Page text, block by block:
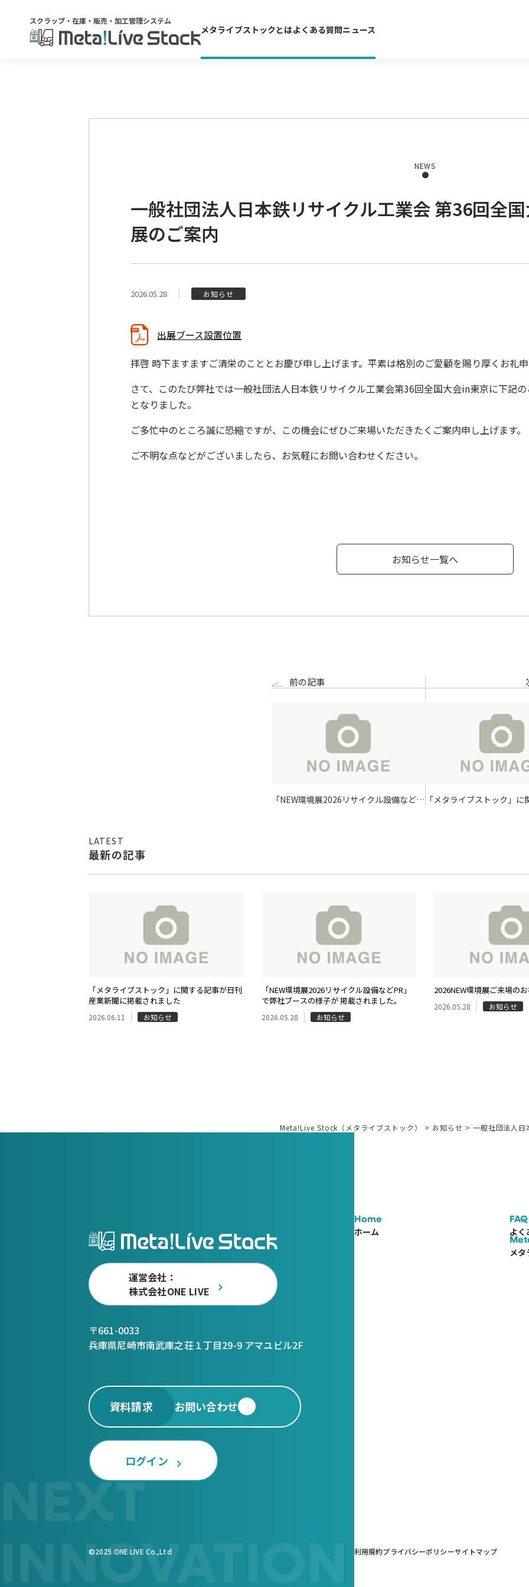
スクラップ・在庫・販売・加工管理システム
メタライブストックとはよくある質問ニュース
NEWS
一般社団法人日本鉄リサイクル工業会 第36回全
展のご案内
2026.05.28 お知らせ
出展ブース設置位置
拝啓 時下ますますご清栄のこととお慶び申し上げます。平素は格別のご愛顧を賜り厚くお礼
さて、このたび弊社では一般社団法人日本鉄リサイクル工業会第36回全国大会in東京に下記
となりました。
ご多忙中のところ誠に恐縮ですが、この機会にぜひご来場いただきたくご案内申し上げます。
ご不明な点などがございましたら、お気軽にお問い合わせください。
お知らせ一覧へ
前の記事
「NEW環境展2026リサイクル設備など
「メタライブストック」
LATEST
最新の記事
「メタライブストック」に関する記事が日刊
産業新聞に掲載されました
2026.06.11 お知らせ
「NEW環境展2026リサイクル設備などPR」
で弊社ブースの様子が 掲載されました。
2026.05.28 お知らせ
2026NEW環境展ご来場の
2026.05.28 お知らせ
Meta!Live Stock（メタライブストック） > お知らせ > 一般社団法人
運営会社：
株式会社ONE LIVE
〒661-0033
兵庫県尼崎市南武庫之荘１丁目29-9 アマユビル2F
資料請求 お問い合わせ
ログイン
©2025 ONE LIVE Co.,Ltd
Home
ホーム
FAQ
よく
メタ
利用規約プライバシーポリシーサイトマップ
INNOVATION